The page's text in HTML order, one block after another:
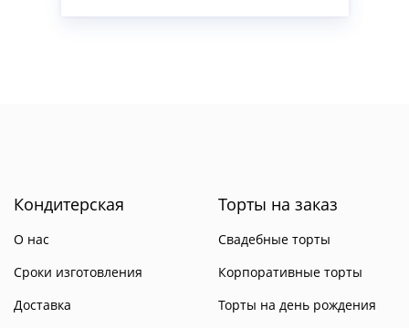
Кондитерская
О нас
Сроки изготовления
Доставка
Торты на заказ
Свадебные торты
Корпоративные торты
Торты на день рождения